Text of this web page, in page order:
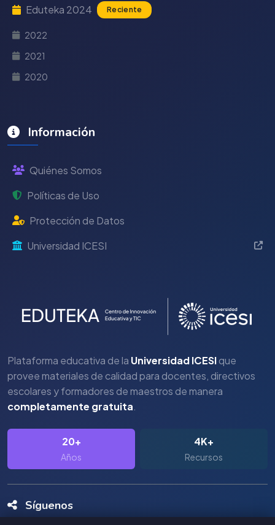
Eduteka 2024 Reciente
2022
2021
2020
Información
Quiénes Somos
Políticas de Uso
Protección de Datos
Universidad ICESI
Plataforma educativa de la Universidad ICESIque
provee materiales de calidad para docentes, directivos
escolares y formadores de maestros de manera
completamente gratuita.
20+
Años
4K+
Recursos
Síguenos